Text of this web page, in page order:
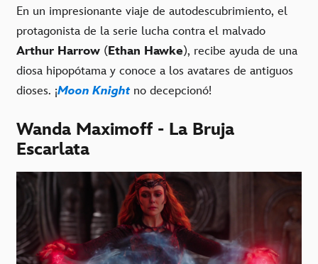
En un impresionante viaje de autodescubrimiento, el
protagonista de la serie lucha contra el malvado
Arthur Harrow (Ethan Hawke), recibe ayuda de una
diosa hipopótama y conoce a los avatares de antiguos
dioses. ¡Moon Knightno decepcionó!
Wanda Maximoff - La Bruja
Escarlata